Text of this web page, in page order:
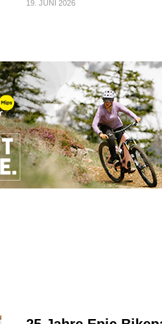
19. JUNI 2026